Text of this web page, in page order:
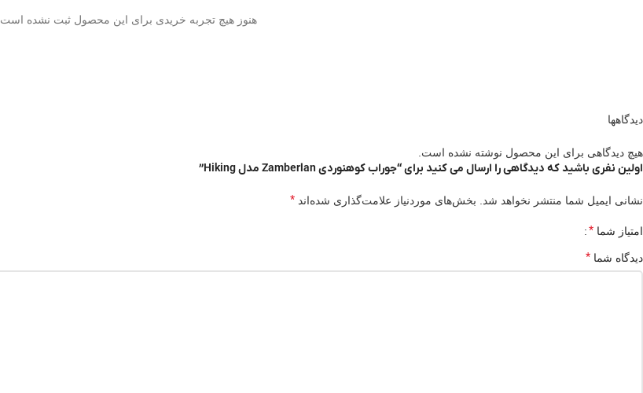
هنوز هیچ تجربه خریدی برای این محصول ثبت نشده است
دیدگاهها
هیچ دیدگاهی برای این محصول نوشته نشده است.
اولین نفری باشید که دیدگاهی را ارسال می کنید برای “جوراب کوهنوردی Zamberlan مدل Hiking”
نشانی ایمیل شما منتشر نخواهد شد. بخش‌های موردنیاز علامت‌گذاری شده‌اند *
امتیاز شما *
دیدگاه شما *